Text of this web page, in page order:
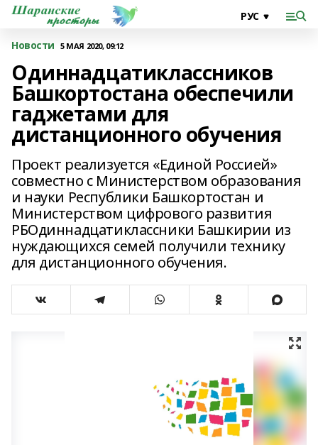
Новости 5 МАЯ 2020, 09:12
Одиннадцатиклассников
Башкортостана обеспечили
гаджетами для
дистанционного обучения
Проект реализуется «Единой Россией»
совместно с Министерством образования
и науки Республики Башкортостан и
Министерством цифрового развития
РБОдиннадцатиклассники Башкирии из
нуждающихся семей получили технику
для дистанционного обучения.